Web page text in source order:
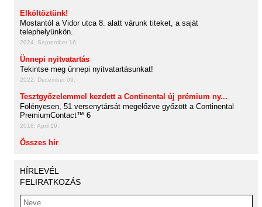
Elköltöztünk!
Mostantól a Vidor utca 8. alatt várunk titeket, a saját
telephelyünkön.
2024. September 16.
Ünnepi nyitvatartás
Tekintse meg ünnepi nyitvatartásunkat!
2022. December 09.
Tesztgyőzelemmel kezdett a Continental új prémium ny...
Fölényesen, 51 versenytársát megelőzve győzött a Continental
PremiumContact™ 6
2018. April 19.
Összes hír
HÍRLEVÉL
FELIRATKOZÁS